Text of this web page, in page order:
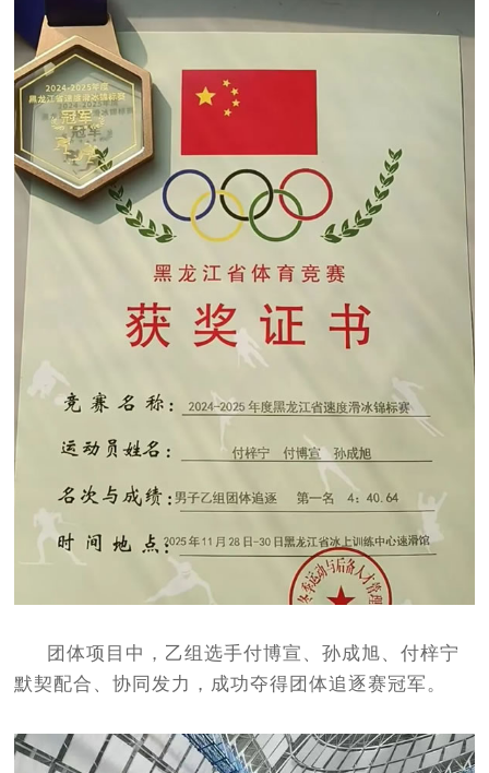
团体项目中，乙组选手付博宣、孙成旭、付梓宁
默契配合、协同发力，成功夺得团体追逐赛冠军。